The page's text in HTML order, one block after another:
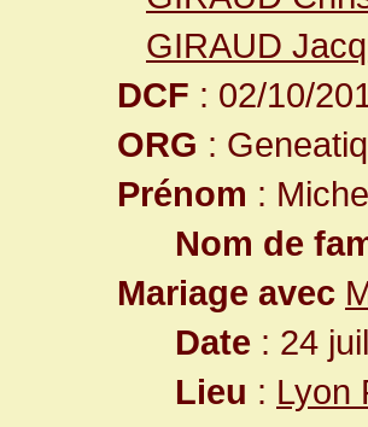
GIRAUD
DCF : 02/10/
ORG :
Prénom :
Nom de
Mariage avec
Date : 24
Lieu : Lyon